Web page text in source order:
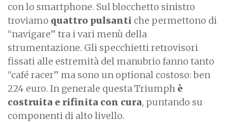
con lo smartphone. Sul blocchetto sinistro
troviamo quattro pulsanti che permettono di
“navigare” tra i vari menù della
strumentazione. Gli specchietti retrovisori
fissati alle estremità del manubrio fanno tanto
“café racer” ma sono un optional costoso: ben
224 euro. In generale questa Triumph è
costruita e rifinita con cura, puntando su
componenti di alto livello.